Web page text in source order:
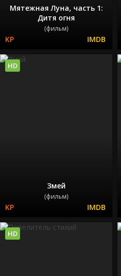
Мятежная Луна, часть 1:
Дитя огня
(фильм)
Змей
(фильм)
HD
HD